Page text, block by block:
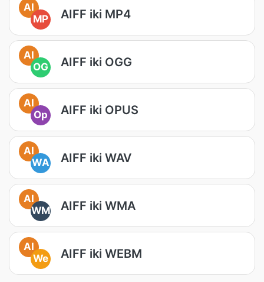
AI
MP
AIFF iki MP4
AI
OG
AIFF iki OGG
AI
Op
AIFF iki OPUS
AI
WA
AIFF iki WAV
AI
WM
AIFF iki WMA
AI
We
AIFF iki WEBM